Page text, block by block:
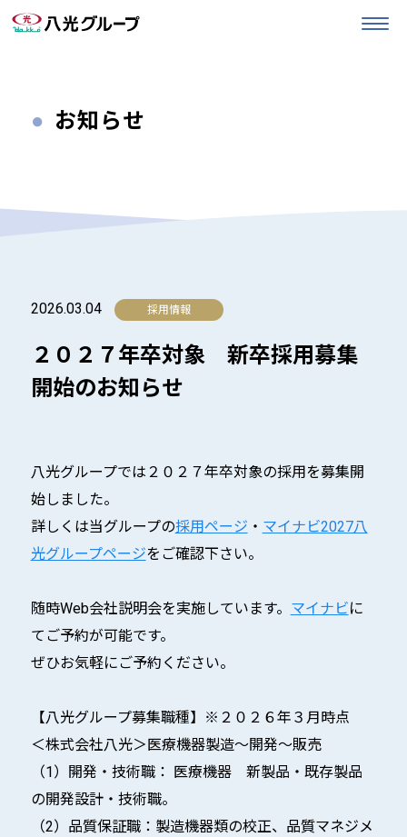
お知らせ
2026.03.04
２０２７年卒対象 新卒採用募集
開始のお知らせ
八光グループでは２０２７年卒対象の採用を募集開
始しました。
詳しくは当グループの採用ページ ・ マイナビ2027八
光グループページをご確認下さい。
随時Web会社説明会を実施しています。 マイナビに
てご予約が可能です。
ぜひお気軽にご予約ください。
【八光グループ募集職種】※２０２６年３月時点
＜株式会社八光＞医療機器製造～開発～販売
（1）開発・技術職： 医療機器 新製品・既存製品
の開発設計・技術職。
（2）品質保証職：製造機器類の校正、品質マネジメ